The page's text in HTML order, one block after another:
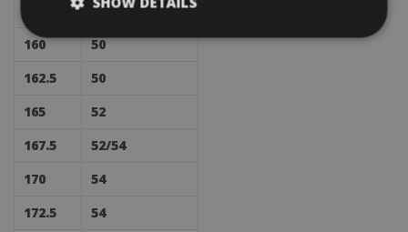
48/50
160
50
162.5
50
165
52
167.5
52/54
170
54
172.5
54